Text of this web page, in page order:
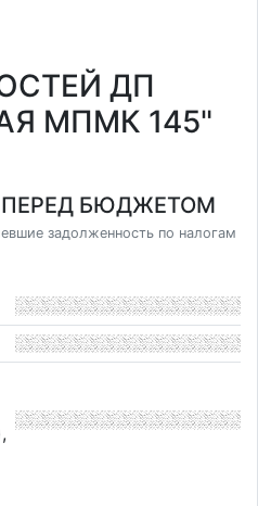
ДП
МПМК 145"
БЮДЖЕТОМ
задолженность по налогам